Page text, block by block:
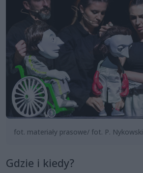
fot. materiały prasowe/ fot. P. Nykowski
Gdzie i kiedy?